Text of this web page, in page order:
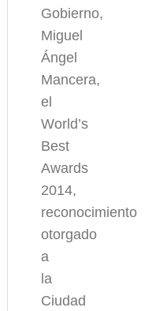
Gobierno,
Miguel
Ángel
Mancera,
el
World’s
Best
Awards
2014,
reconocimiento
otorgado
a
la
Ciudad